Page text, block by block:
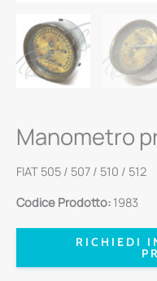
Manometro
FIAT 505 / 507 / 510 / 512
Codice Prodotto: 1983
RICHIEDI